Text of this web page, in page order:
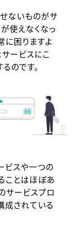
ないものがサ
使えなくなっ
に困りますよ
ービスにこ
のです。
ビスや一つの
ことはほぼあ
サービスプロ
成されている